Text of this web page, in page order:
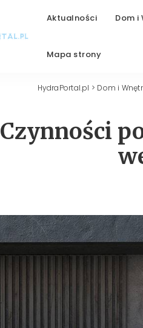
Aktualności Dom i
Mapa strony
HydraPortal.pl > Dom i
Czynności